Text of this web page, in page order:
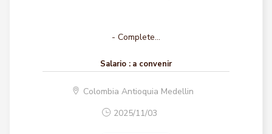
- Complete...
Salario : a convenir
Colombia Antioquia Medellin
2025/11/03